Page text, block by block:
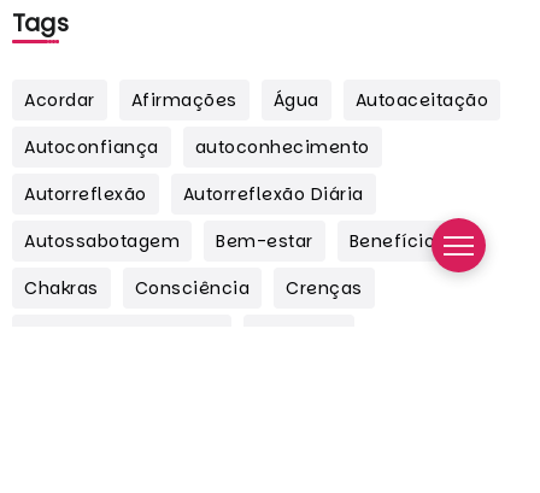
Tags
Acordar Afirmações Água
Autoaceitação
Autoconfiança
autoconhecimento
Autorreflexão
Autorreflexão Diária
Autossabotagem
Bem-estar
Benefícios
Chakras
Consciência
Crenças